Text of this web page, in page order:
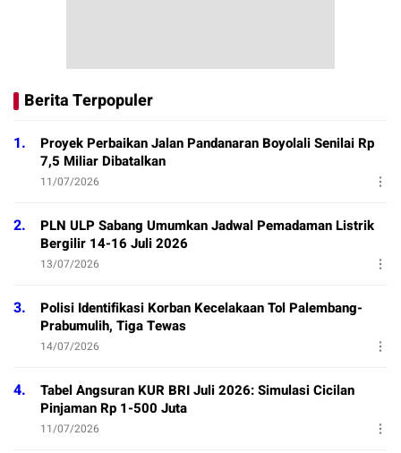
Berita Terpopuler
1.
Proyek Perbaikan Jalan Pandanaran Boyolali Senilai Rp
7,5 Miliar Dibatalkan
11/07/2026
2.
PLN ULP Sabang Umumkan Jadwal Pemadaman Listrik
Bergilir 14-16 Juli 2026
13/07/2026
3.
Polisi Identifikasi Korban Kecelakaan Tol Palembang-
Prabumulih, Tiga Tewas
14/07/2026
4.
Tabel Angsuran KUR BRI Juli 2026: Simulasi Cicilan
Pinjaman Rp 1-500 Juta
11/07/2026